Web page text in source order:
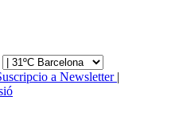
|